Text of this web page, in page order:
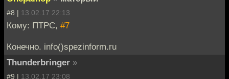
#8 | 13.02.17 22:13
Кому: ПТРС, #7
Конечно. info()spezinform.ru
Thunderbringer »
#9 | 13.02.17 23:08